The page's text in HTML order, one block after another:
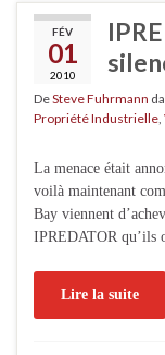
FÉV
01
2010
DeSteve Fuhrmann
Propriété Industrielle
La menace était
voilà maintenant
Bay viennent
IPREDATOR qu’ils
Lire la suite